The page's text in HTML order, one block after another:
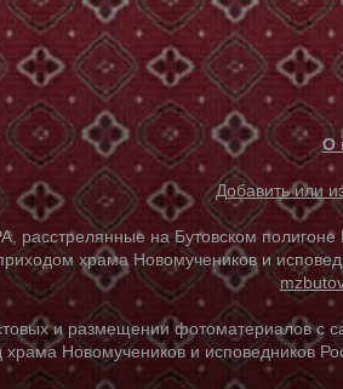
О
Добавить или
на Бутовском полигоне
храма Новомучеников и
и размещении фотоматериалов с
Новомучеников и исповедников